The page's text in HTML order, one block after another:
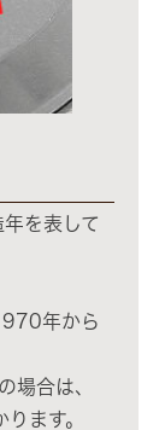
を表して
年から
場合は、
ます。